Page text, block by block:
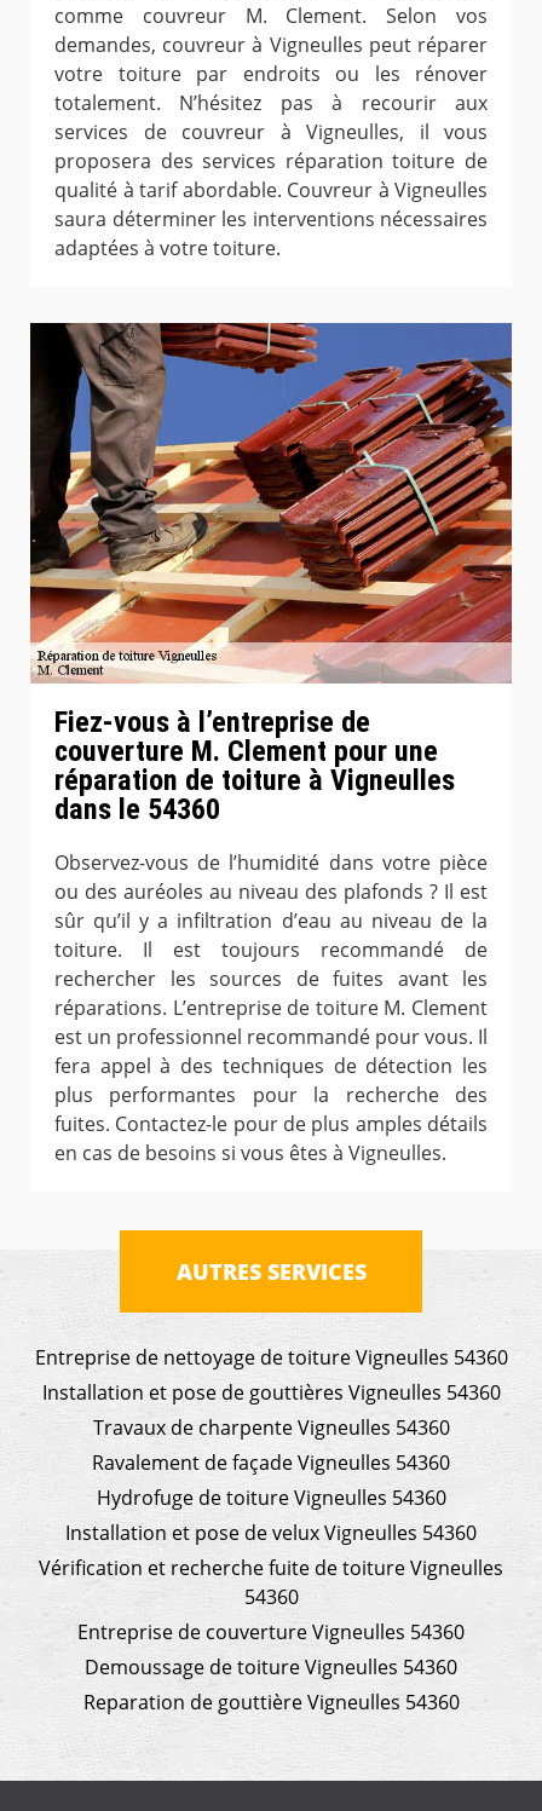
comme couvreur M. Clement. Selon vos
demandes, couvreur à Vigneulles peut réparer
votre toiture par endroits ou les rénover
totalement. N’hésitez pas à recourir aux
services de couvreur à Vigneulles, il vous
proposera des services réparation toiture de
qualité à tarif abordable. Couvreur à Vigneulles
saura déterminer les interventions nécessaires
adaptées à votre toiture.
Fiez-vous à l’entreprise de
couverture M. Clement pour une
réparation de toiture à Vigneulles
dans le 54360
Observez-vous de l’humidité dans votre pièce
ou des auréoles au niveau des plafonds ? Il est
sûr qu’il y a infiltration d’eau au niveau de la
toiture. Il est toujours recommandé de
rechercher les sources de fuites avant les
réparations. L’entreprise de toiture M. Clement
est un professionnel recommandé pour vous. Il
fera appel à des techniques de détection les
plus performantes pour la recherche des
fuites. Contactez-le pour de plus amples détails
en cas de besoins si vous êtes à Vigneulles.
AUTRES SERVICES
Entreprise de nettoyage de toiture Vigneulles 54360
Installation et pose de gouttières Vigneulles 54360
Travaux de charpente Vigneulles 54360
Ravalement de façade Vigneulles 54360
Hydrofuge de toiture Vigneulles 54360
Installation et pose de velux Vigneulles 54360
Vérification et recherche fuite de toiture Vigneulles
54360
Entreprise de couverture Vigneulles 54360
Demoussage de toiture Vigneulles 54360
Reparation de gouttière Vigneulles 54360